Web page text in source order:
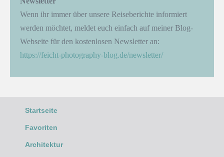
Wenn ihr immer über unsere Reiseberichte informiert
werden möchtet, meldet euch einfach auf meiner Blog-
Webseite für den kostenlosen Newsletter an:
https://feicht-photography-blog.de/newsletter/
Startseite
Favoriten
Architektur